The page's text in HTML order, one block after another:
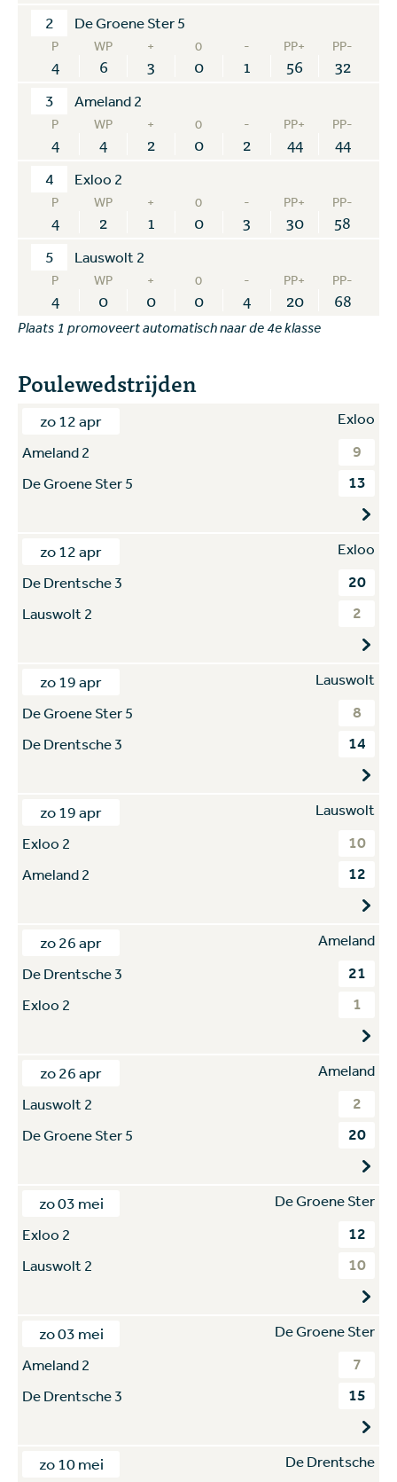
2 De Groene Ster 5
P WP + 0 - PP+ PP-
4 6 3 0 1 56 32
3 Ameland 2
P WP + 0 - PP+ PP-
4 4 2 0 2 44 44
4 Exloo 2
P WP + 0 - PP+ PP-
4 2 1 0 3 30 58
5 Lauswolt 2
P WP + 0 - PP+ PP-
4 0 0 0 4 20 68
Plaats 1 promoveert automatisch naar de 4e klasse
Poulewedstrijden
zo 12 apr
Exloo
Ameland 2
9
De Groene Ster 5 13
zo 12 apr
Exloo
De Drentsche 3
20
Lauswolt 2 2
zo 19 apr
Lauswolt
De Groene Ster 5
8
De Drentsche 3 14
zo 19 apr
Lauswolt
Exloo 2
10
Ameland 2 12
zo 26 apr
Ameland
De Drentsche 3
21
Exloo 2 1
zo 26 apr
Ameland
Lauswolt 2
2
De Groene Ster 5 20
zo 03 mei
De Groene Ster
Exloo 2
12
Lauswolt 2 10
zo 03 mei
De Groene Ster
Ameland 2
7
De Drentsche 3 15
zo 10 mei De Drentsche